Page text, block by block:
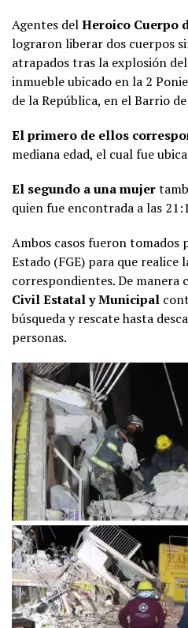
Agentes delHeroico Cuerpo
lograron liberar dos cuerpos
atrapados tras la explosión
inmueble ubicado en la 2
de la República, en el Barrio
El primero de ellos
mediana edad, el cual fue
El segundo a una mujer
quien fue encontrada a las
Ambos casos fueron tomados
Estado (FGE) para que realice
correspondientes. De manera
Civil Estatal y Municipal
búsqueda y rescate hasta
personas.